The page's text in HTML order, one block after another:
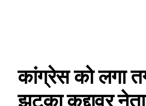
कांग्रेस को लगा
झटका कद्दावर नेता